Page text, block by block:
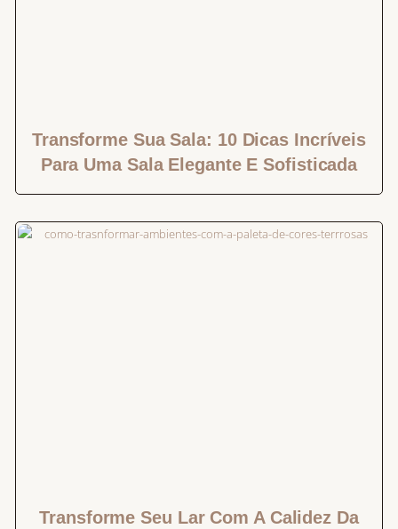
Transforme Sua Sala: 10 Dicas Incríveis
Para Uma Sala Elegante E Sofisticada
Transforme Seu Lar Com A Calidez Da